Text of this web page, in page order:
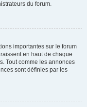
du forum.
importantes sur le forum
en haut de chaque
Tout comme les annonces
sont définies par les